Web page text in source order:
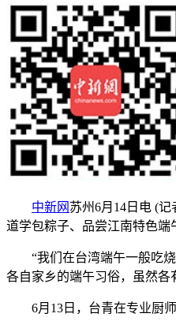
中新网 苏州6月14日电 (
道学包粽子、品尝江南特色端
“我们在台湾端午一般吃烧
各自家乡的端午习俗，虽然各
6月13日，台青在专业厨